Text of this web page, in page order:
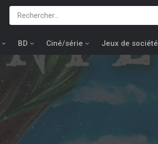
BD Ciné/série Jeux de société